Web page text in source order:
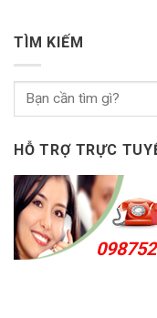
TÌM KIẾM
HỖ TRỢ TRỰC